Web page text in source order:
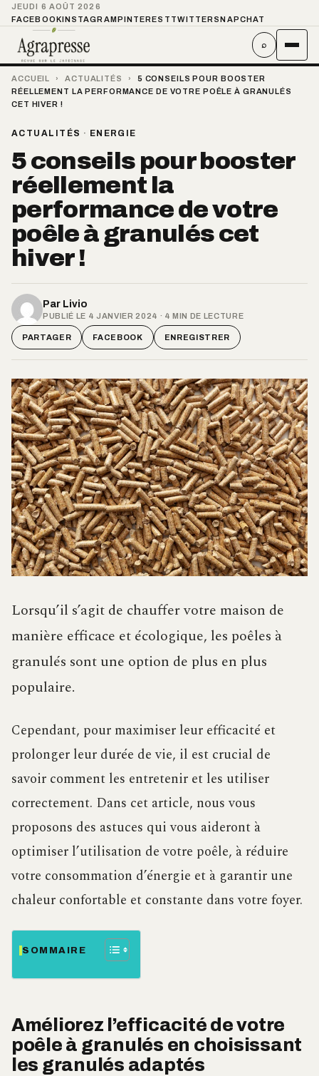
JEUDI 6 AOÛT 2026
FACEBOOKINSTAGRAMPINTEREST TWITTER SNAPCHAT
⌕
ACCUEIL › ACTUALITÉS ›
5 CONSEILS POUR BOOSTER
RÉELLEMENT LA PERFORMANCE DE VOTRE POÊLE À GRANULÉS
CET HIVER !
ACTUALITÉS · ENERGIE
5 conseils pour booster
réellement la
performance de votre
poêle à granulés cet
hiver !
Par Livio
PUBLIÉ LE 4 JANVIER 2024 · 4 MIN DE LECTURE
PARTAGER FACEBOOK ENREGISTRER
Lorsqu’il s’agit de chauffer votre maison de
manière efficace et écologique, les poêles à
granulés sont une option de plus en plus
populaire.
Cependant, pour maximiser leur efficacité et
prolonger leur durée de vie, il est crucial de
savoir comment les entretenir et les utiliser
correctement. Dans cet article, nous vous
proposons des astuces qui vous aideront à
optimiser l’utilisation de votre poêle, à réduire
votre consommation d’énergie et à garantir une
chaleur confortable et constante dans votre foyer.
SOMMAIRE
Améliorez l’efficacité de votre
poêle à granulés en choisissant
les granulés adaptés